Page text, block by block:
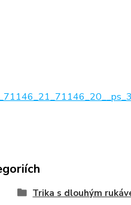
Trika s dlouhým